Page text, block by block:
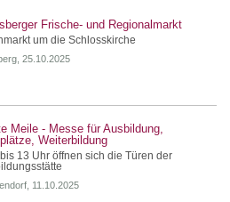
Frische- und Regionalmarkt
um die Schlosskirche
25.10.2025
Meile - Messe für Ausbildung,
Weiterbildung
13 Uhr öffnen sich die Türen der
11.10.2025